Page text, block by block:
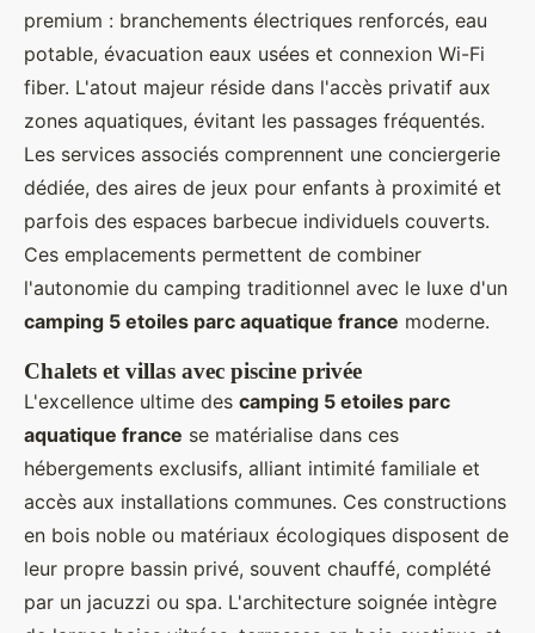
premium : branchements électriques renforcés, eau
potable, évacuation eaux usées et connexion Wi-Fi
fiber. L'atout majeur réside dans l'accès privatif aux
zones aquatiques, évitant les passages fréquentés.
Les services associés comprennent une conciergerie
dédiée, des aires de jeux pour enfants à proximité et
parfois des espaces barbecue individuels couverts.
Ces emplacements permettent de combiner
l'autonomie du camping traditionnel avec le luxe d'un
camping 5 etoiles parc aquatique france moderne.
Chalets et villas avec piscine privée
L'excellence ultime des camping 5 etoiles parc
aquatique france se matérialise dans ces
hébergements exclusifs, alliant intimité familiale et
accès aux installations communes. Ces constructions
en bois noble ou matériaux écologiques disposent de
leur propre bassin privé, souvent chauffé, complété
par un jacuzzi ou spa. L'architecture soignée intègre